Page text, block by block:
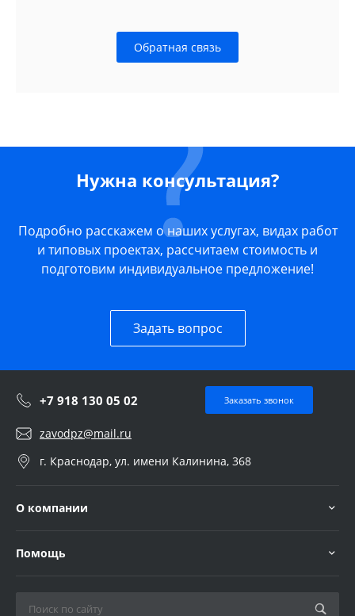
Обратная связь
Нужна консультация?
Подробно расскажем о наших услугах, видах работ
и типовых проектах, рассчитаем стоимость и
подготовим индивидуальное предложение!
Задать вопрос
+7 918 130 05 02 Заказать звонок
zavodpz@mail.ru
г. Краснодар, ул. имени Калинина, 368
О компании
Помощь